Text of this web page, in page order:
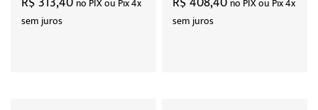
sem juros
sem juros